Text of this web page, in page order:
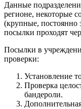
Данные
регионе, некоторые
(крупные, постоянно
посылки проходят
Посылки в
проверки:
Установление
Проверка
бандероли.